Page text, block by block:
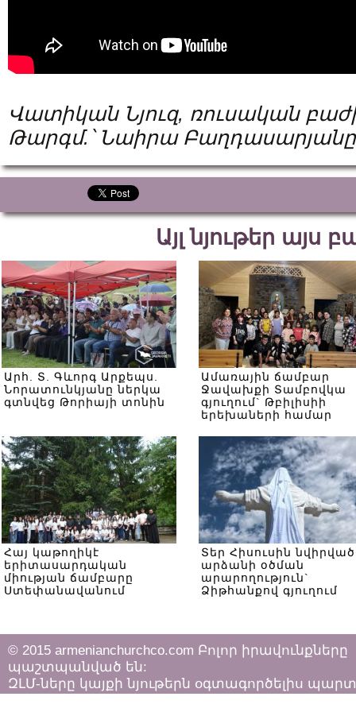
Վատիկան Նյուզ, ռուսական
Թարգմ. Նաիրա Բաղդասարյանը
Այլ նյութեր այս
Արհ. Տ. Գևորգ Արքեպս.
Նորատունկյանը ներկա
գտնվեց Թորիայի տոնին
Ամառային ճամբար
Ջավախքի Տամբովկա
գյուղում` Թբիլիսիի
երեխաների համար
Հայ կաթողիկէ
երիտասարդական
միության ճամբարը
Ստեփանավանում
Տեր Հիսուսին նվիրված
արձանի օծման
արարողություն`
Ձիթհանքով գյուղում
© 2015 armenianchurchco.com Բոլոր իրավունքները
պաշտպանված են:
ԶԼՄ-ները կայքի նյութերն օգտագործելիս